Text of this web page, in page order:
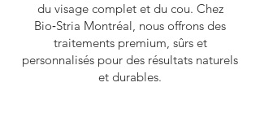
du visage complet et du cou. Chez
Bio‑Stria Montréal, nous offrons des
traitements premium, sûrs et
personnalisés pour des résultats naturels
et durables.